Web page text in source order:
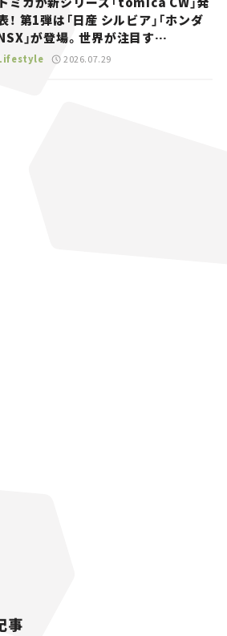
！ 第1弾は「日産 シルビア」「ホンダ
」が登場。世界が注目す
“JDM”に焦点【クルマとホビー】
2026.07.29
事